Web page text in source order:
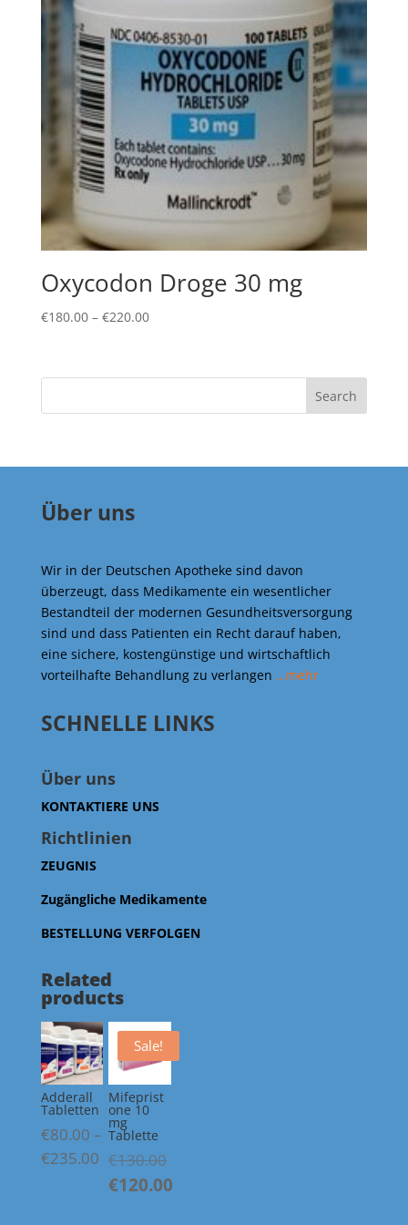
Oxycodon Droge 30 mg
€180.00 – €220.00Price
through
Search
Über uns
Wir in der Deutschen Apotheke sind davon
überzeugt, dass Medikamente ein wesentlicher
Bestandteil der modernen Gesundheitsversorgung
sind und dass Patienten ein Recht darauf haben,
eine sichere, kostengünstige und wirtschaftlich
vorteilhafte Behandlung zu verlangen …mehr
SCHNELLE LINKS
Über uns
KONTAKTIERE UNS
Richtlinien
ZEUGNIS
Zugängliche Medikamente
BESTELLUNG VERFOLGEN
Related
products
Adderall
Tabletten
€80.00 –
€235.00Price
range:
Sale!
Mifeprist
one 10
mg
Tablette
€130.00Original
price
€120.00